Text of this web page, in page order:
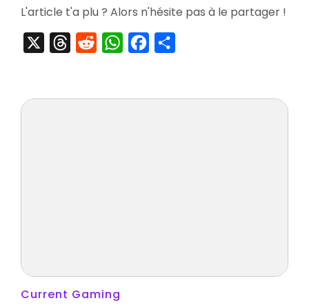
L'article t'a plu ? Alors n'hésite pas à le partager !
ThreadsRedditWhatsAppFacebook
Current Gaming